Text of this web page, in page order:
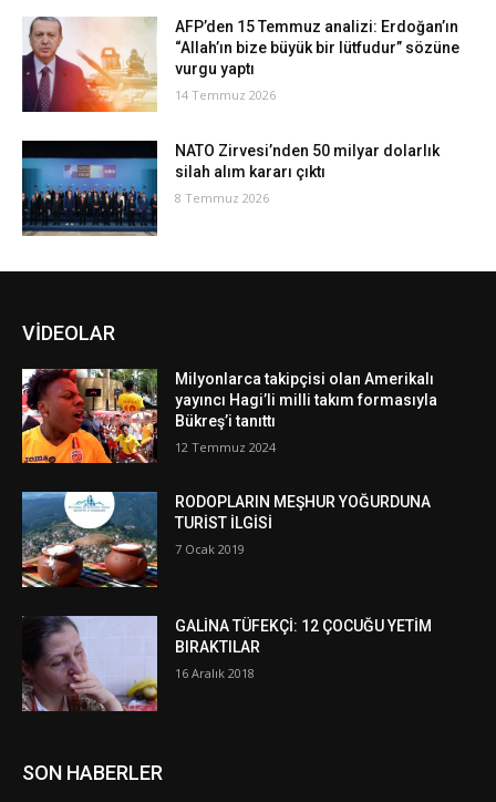
AFP’den 15 Temmuz analizi: Erdoğan’ın
“Allah’ın bize büyük bir lütfudur” sözüne
vurgu yaptı
14 Temmuz 2026
NATO Zirvesi’nden 50 milyar dolarlık
silah alım kararı çıktı
8 Temmuz 2026
VİDEOLAR
Milyonlarca takipçisi olan Amerikalı
yayıncı Hagi’li milli takım formasıyla
Bükreş’i tanıttı
12 Temmuz 2024
RODOPLARIN MEŞHUR YOĞURDUNA
TURİST İLGİSİ
7 Ocak 2019
GALİNA TÜFEKÇİ: 12 ÇOCUĞU YETİM
BIRAKTILAR
16 Aralık 2018
SON HABERLER